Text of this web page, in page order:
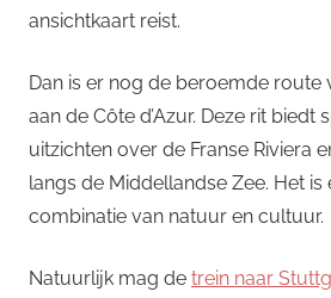
ansichtkaart reist.
Dan is er nog de beroemde route
aan de Côte d’Azur. Deze rit biedt
uitzichten over de Franse Riviera
langs de Middellandse Zee. Het is
combinatie van natuur en cultuur.
Natuurlijk mag de trein naar